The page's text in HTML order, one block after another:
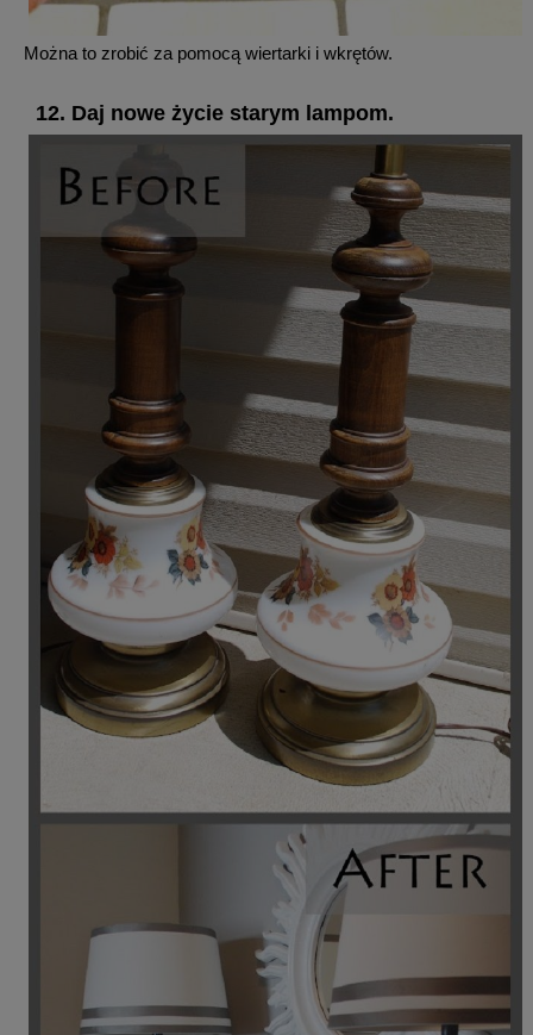
Można to zrobić za pomocą wiertarki i wkrętów.
12. Daj nowe życie starym lampom.